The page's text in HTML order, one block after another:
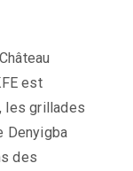
est
les grillades
Denyigba
des